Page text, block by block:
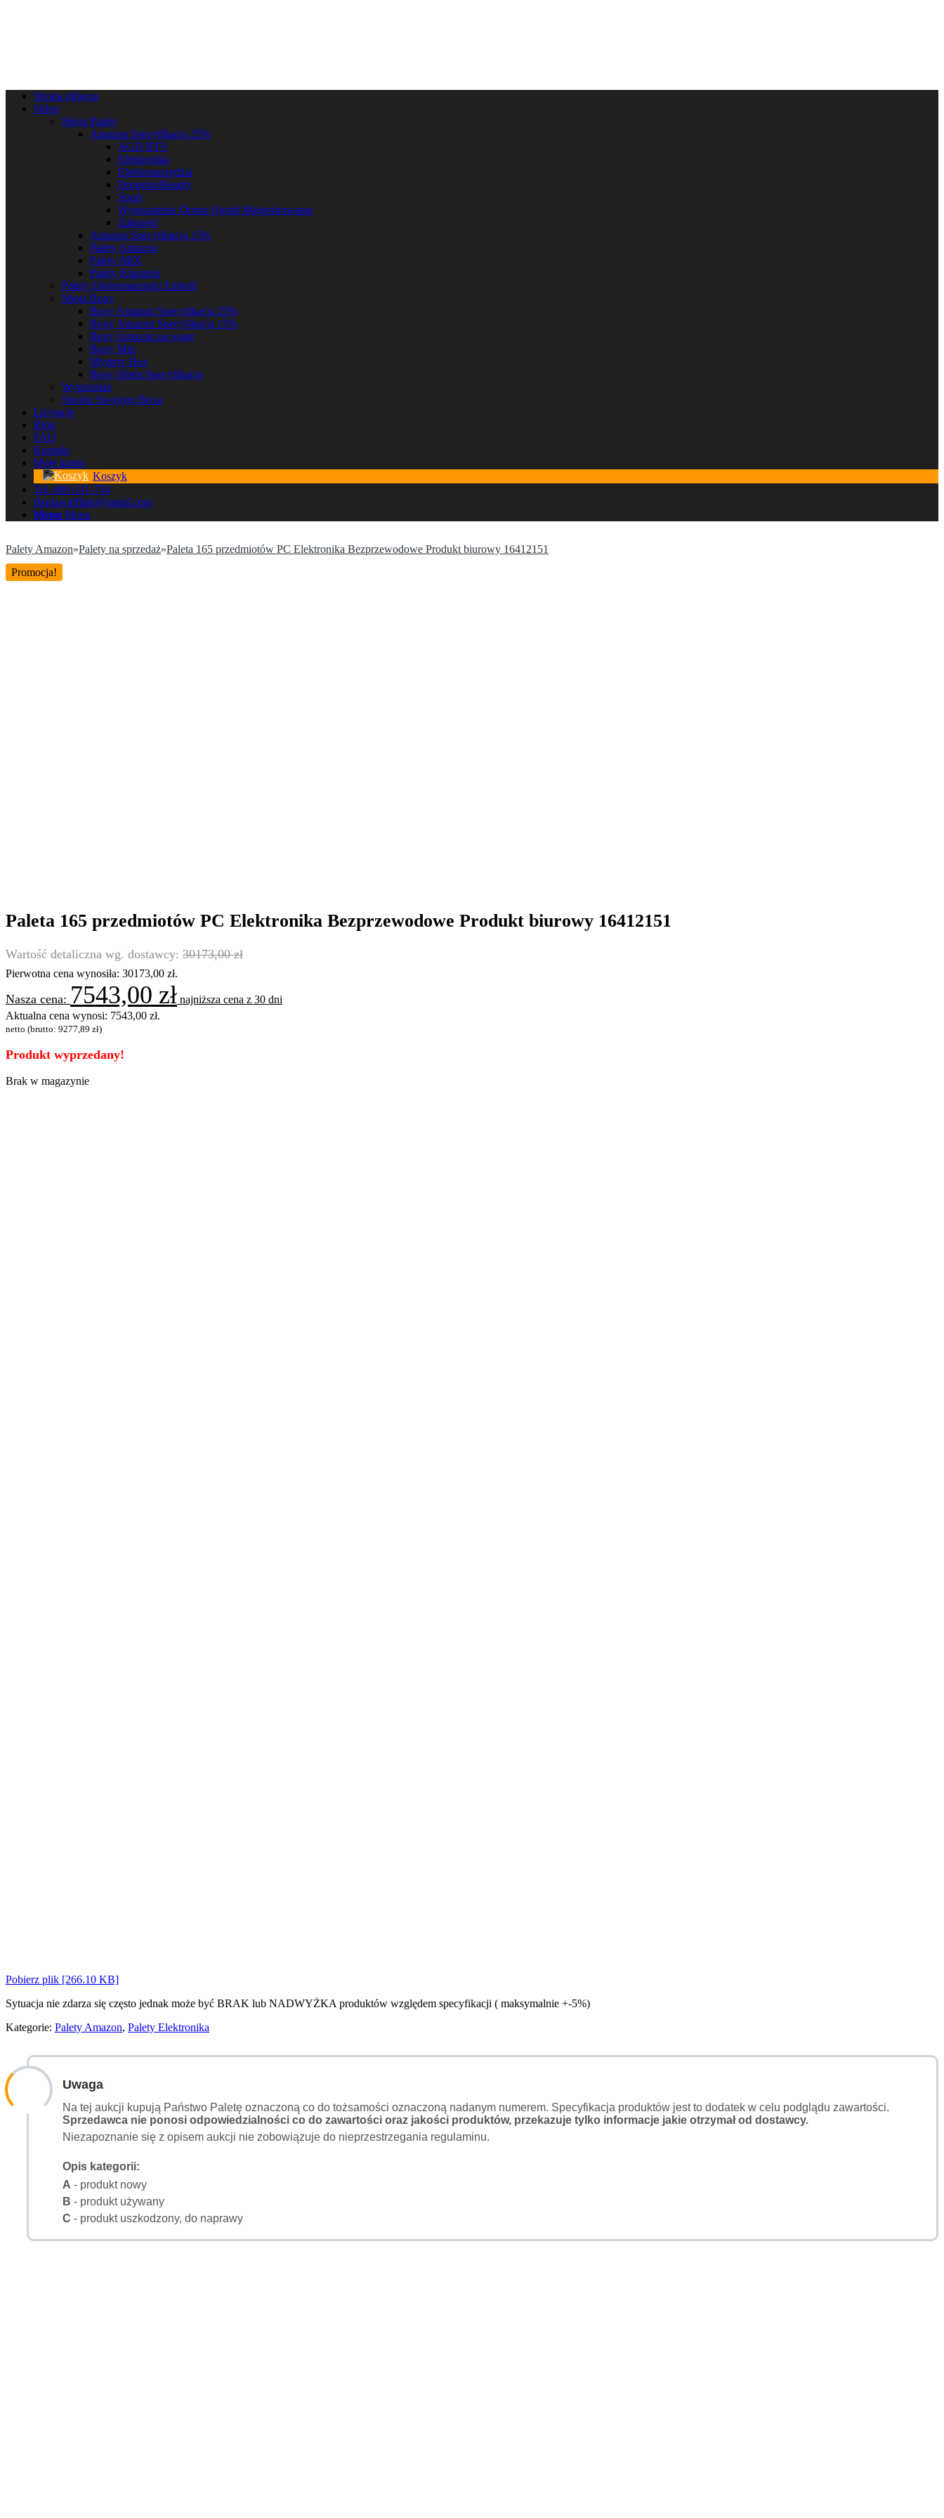
Strona główna
Sklep
Mega Palety
Amazon Specyfikacja 25%
AGD RTV
Elektronika
Elektronarzędzia
Drogeria/Beauty
Sport
Wyposażenie Domu Ogród Majsterkowanie
Zabawki
Amazon Specyfikacja 15%
Palety Amazon
Palety MIX
Palety Klarstein
Palety Elektronarzędzi Einhell
Mega Boxy
Boxy Amazon Specyfikacja 25%
Boxy Amazon Specyfikacja 15%
Boxy Amazon na wagę
Boxy Mix
Mystery Box
Boxy Shein Specyfikacja
Wyprzedaż
Stwórz Swojego Boxa
Licytacje
Blog
FAQ
Kontakt
Moje konto
Koszyk
Tel. 609-311-734
fhudawidfilek@gmail.com
Menu Menu
Palety Amazon»Palety na sprzedaż»Paleta 165 przedmiotów PC Elektronika Bezprzewodowe Produkt biurowy 16412151
Promocja!
Paleta 165 przedmiotów PC Elektronika Bezprzewodowe Produkt biurowy 16412151
30173,00zł
Pierwotna cena wynosiła: 30173,00 zł.
7543,00 zł najniższa cena z 30 dni
Aktualna cena wynosi: 7543,00 zł.
netto (brutto: 9277,89 zł)
Produkt wyprzedany!
Brak w magazynie
Pobierz plik [266.10 KB]
Sytuacja nie zdarza się często jednak może być BRAK lub NADWYŻKA produktów względem specyfikacji ( maksymalnie +-5%)
Kategorie: Palety Amazon, Palety Elektronika
Uwaga
Na tej aukcji kupują Państwo Paletę oznaczoną co do tożsamości oznaczoną nadanym numerem. Specyfikacja produktów jest to dodatek w celu podglądu zawartości.
Sprzedawca nie ponosi odpowiedzialności co do zawartości oraz jakości produktów, przekazuje tylko informacje jakie otrzymał od dostawcy.
Niezapoznanie się z opisem aukcji nie zobowiązuje do nieprzestrzegania regulaminu.
Opis kategorii:
A - produkt nowy
B - produkt używany
C - produkt uszkodzony, do naprawy